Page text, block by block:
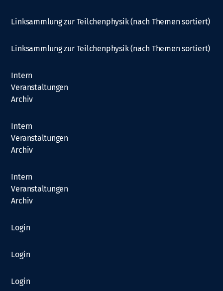
Linksammlung zur Teilchenphysik (nach Themen sortiert)
Linksammlung zur Teilchenphysik (nach Themen sortiert)
Intern
Veranstaltungen
Archiv
Intern
Veranstaltungen
Archiv
Intern
Veranstaltungen
Archiv
Login
Login
Login